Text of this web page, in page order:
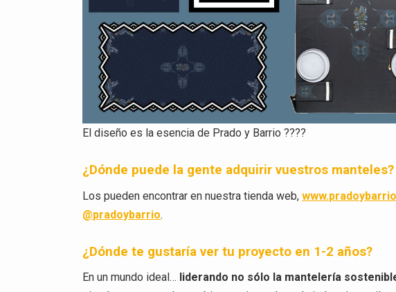
El diseño es la esencia de Prado y Barrio ????
¿Dónde puede la gente adquirir vuestros manteles?
Los pueden encontrar en nuestra tienda web,
@pradoybarrio.
¿Dónde te gustaría ver tu proyecto en 1-2 años?
En un mundo ideal… liderando no sólo la mantelería